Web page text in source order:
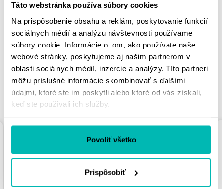
Táto webstránka používa súbory cookies
Na prispôsobenie obsahu a reklám, poskytovanie funkcií
sociálnych médií a analýzu návštevnosti používame
súbory cookie. Informácie o tom, ako používate naše
webové stránky, poskytujeme aj našim partnerom v
oblasti sociálnych médií, inzercie a analýzy. Títo partneri
môžu príslušné informácie skombinovať s ďalšími
údajmi, ktoré ste im poskytli alebo ktoré od vás získali,
keď ste používali ich služby.
Povoliť všetko
Prispôsobiť
MOHLO BY SA VÁM
PÁČIŤ
PODOBNÉ PRODUKTY